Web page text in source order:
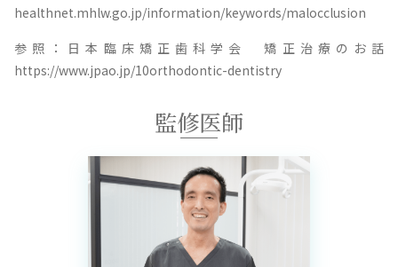
healthnet.mhlw.go.jp/information/keywords/malocclusion
参照：日本臨床矯正歯科学会 矯正治療のお話
https://www.jpao.jp/10orthodontic-dentistry
監修医師